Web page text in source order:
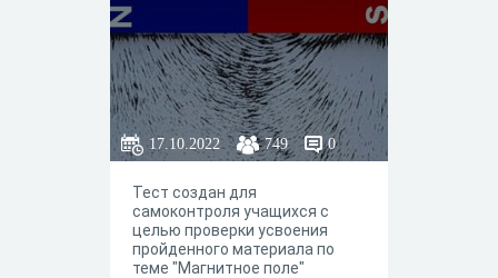
17.10.2022 749 0
Тест создан для
самоконтроля учащихся с
целью проверки усвоения
пройденного материала по
теме "Магнитное поле"